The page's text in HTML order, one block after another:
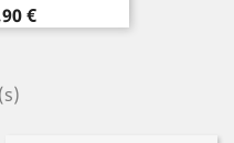
€